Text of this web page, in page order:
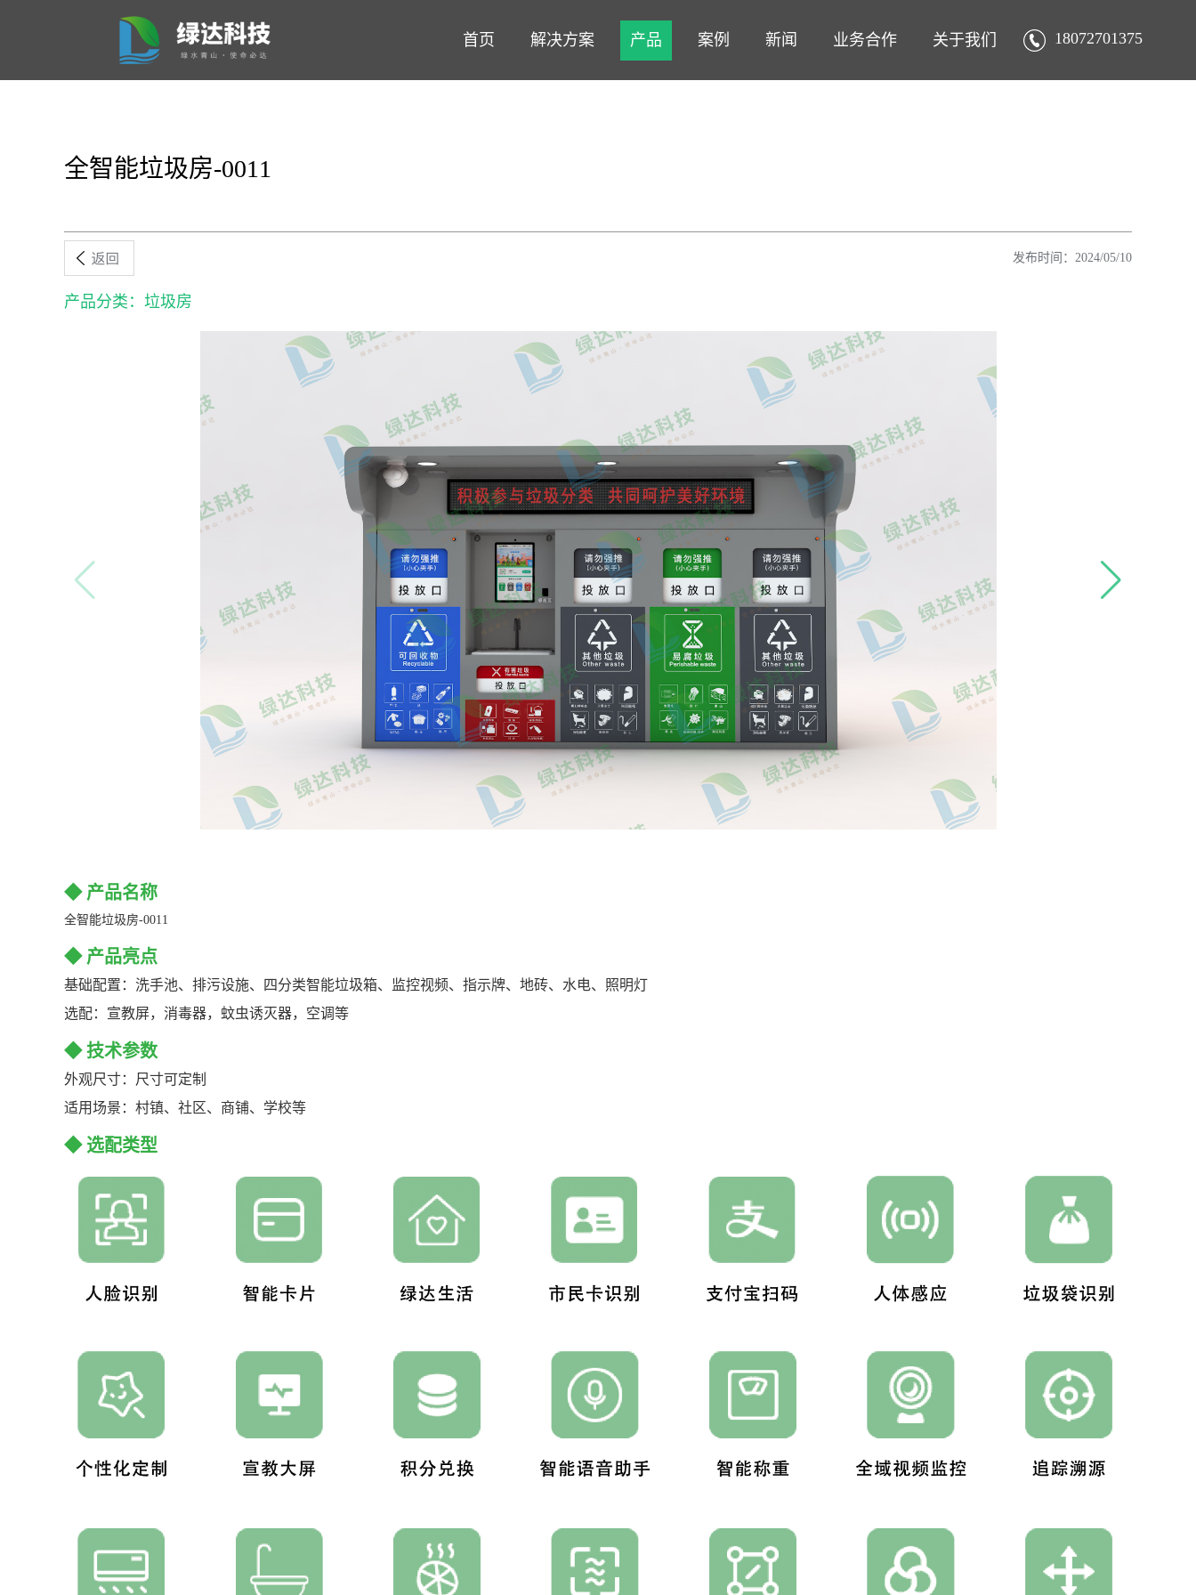
首页 解决方案 产品 案例 新闻 业务合作 关于我们 18072701375
全智能垃圾房-0011
发布时间：2024/05/10
产品分类：垃圾房
◆ 产品名称
全智能垃圾房-0011
◆ 产品亮点
基础配置：洗手池、排污设施、四分类智能垃圾箱、监控视频、指示牌、地砖、水电、照明灯
选配：宣教屏，消毒器，蚊虫诱灭器，空调等
◆ 技术参数
外观尺寸：尺寸可定制
适用场景：村镇、社区、商铺、学校等
◆ 选配类型